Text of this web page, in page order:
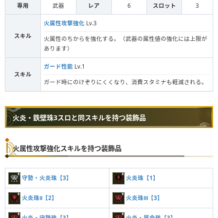
専用 武器 レア 6 スロット 3
スキル
火属性攻撃強化 Lv.3
火属性のちからを強化する。（武器の属性値の強化には上限が
あります）
スキル
ガード性能 Lv.1
ガード時にのけぞりにくくなり、消費スタミナも軽減される。
火炎・鉄壁珠3スロと同スキルを持つ装飾品
火属性攻撃強化スキルを持つ装飾品
守勢・火炎珠【3】 火炎珠【1】
火炎珠Ⅱ【2】 火炎珠Ⅲ【3】